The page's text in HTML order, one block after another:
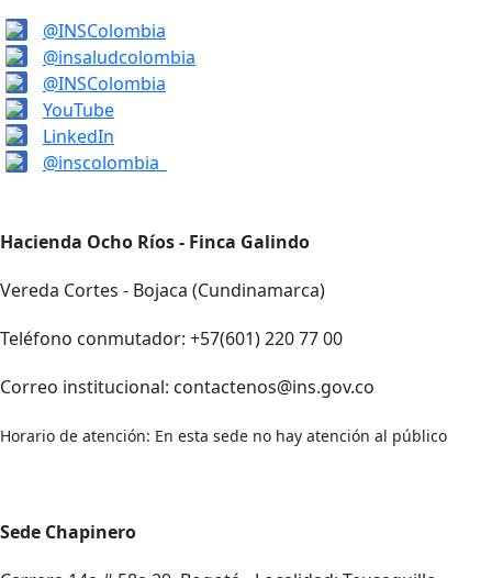
@INSColombia
@insaludcolombia
@INSColombia
YouTube
LinkedIn
@inscolombia_
Hacienda Ocho Ríos - Finca Galindo
Vereda Cortes - Bojaca (Cundinamarca)
Teléfono conmutador: +57(601) 220 77 00
Correo institucional: contactenos@ins.gov.co
Horario de atención: En esta sede no hay atención al público
Sede Chapinero